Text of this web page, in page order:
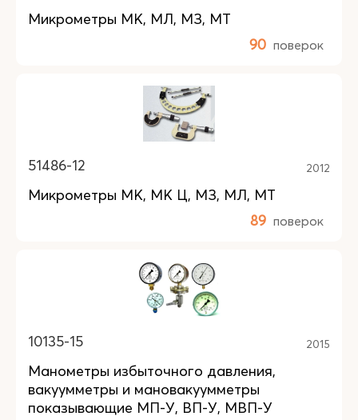
Микрометры МК, МЛ, МЗ, МТ
90 поверок
51486-12 2012
Микрометры МК, МК Ц, МЗ, МЛ, МТ
89 поверок
10135-15 2015
Манометры избыточного давления,
вакуумметры и мановакуумметры
показывающие МП-У, ВП-У, МВП-У